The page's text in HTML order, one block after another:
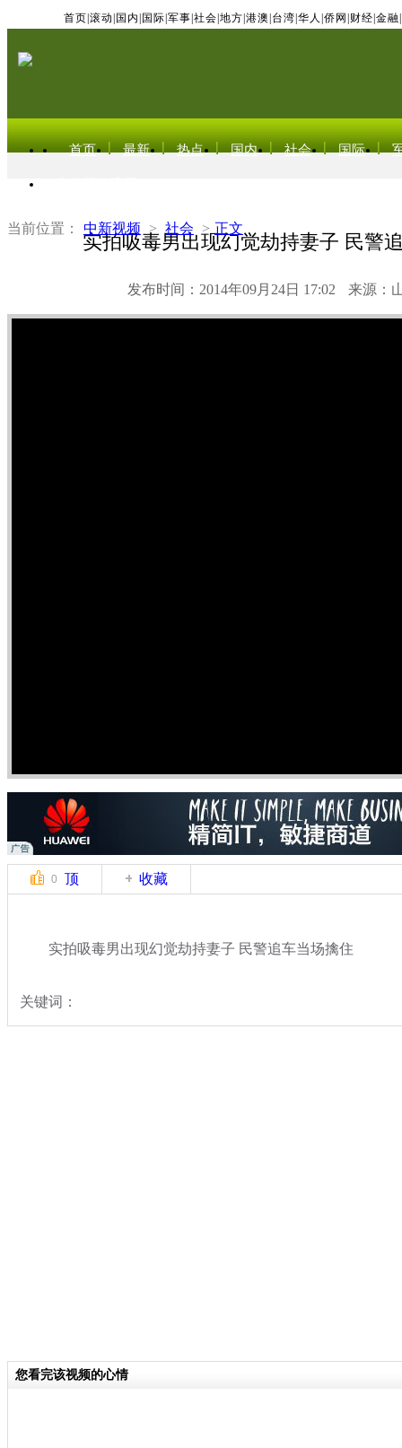
首页 滚动 国内 国际 军事 社会 地方 港澳 台湾 华人 侨网 财经 金融
首页 最新 热点 国内 社会 国际
当前位置： 中新视频 > 社会 > 正文
实拍吸毒男出现幻觉劫持妻子 民警
发布时间：2014年09月24日 17:02 来源：
0 顶 收藏
实拍吸毒男出现幻觉劫持妻子 民警追车当场擒住
关键词：
您看完该视频的心情